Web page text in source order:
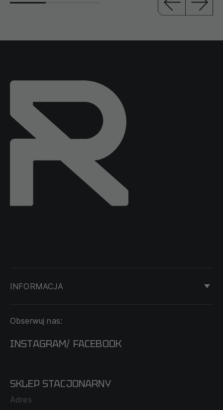
INFORMACJA
DOSTAWA I PŁATNOŚĆ
O NAS
MAPA SERWISU
Obserwuj nas:
INSTAGRAM/ FACEBOOK
SKLEP STACJONARNY
Adres